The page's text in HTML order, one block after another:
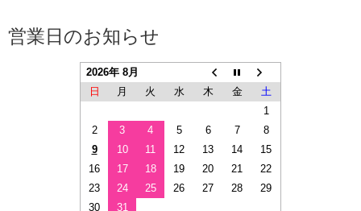
営業日のお知らせ
2026年 8月
日
月 火 水 木 金
土
1
2
3 4 5 6 7
8
9
10 11 12 13 14
15
16
17 18 19 20 21
22
23
24 25 26 27 28
29
30
31